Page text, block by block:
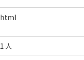
html
1 人